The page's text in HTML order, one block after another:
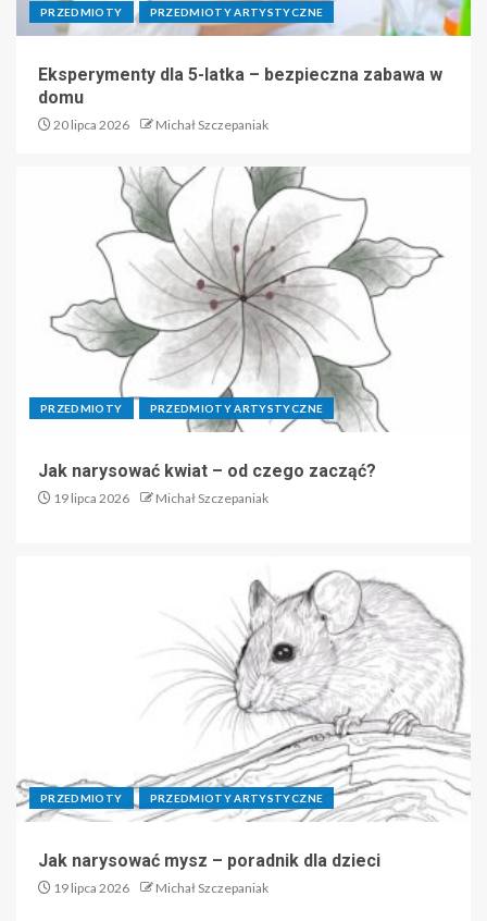
PRZEDMIOTY PRZEDMIOTY ARTYSTYCZNE
Eksperymenty dla 5-latka – bezpieczna zabawa w
domu
20 lipca 2026 Michał Szczepaniak
PRZEDMIOTY PRZEDMIOTY ARTYSTYCZNE
Jak narysować kwiat – od czego zacząć?
19 lipca 2026 Michał Szczepaniak
PRZEDMIOTY PRZEDMIOTY ARTYSTYCZNE
Jak narysować mysz – poradnik dla dzieci
19 lipca 2026 Michał Szczepaniak